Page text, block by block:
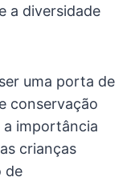
a diversidade
uma porta de
conservação
a importância
crianças
de